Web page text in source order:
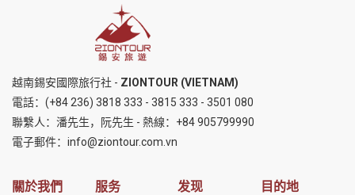
越南錫安國際旅行社 - ZIONTOUR (VIETNAM)
電話： (+84 236) 3818 333 - 3815 333 - 3501 080
聯繫人：潘先生，阮先生 - 熱線： +84 905799990
電子郵件： info@ziontour.com.vn
關於我們 服务 发现 目的地